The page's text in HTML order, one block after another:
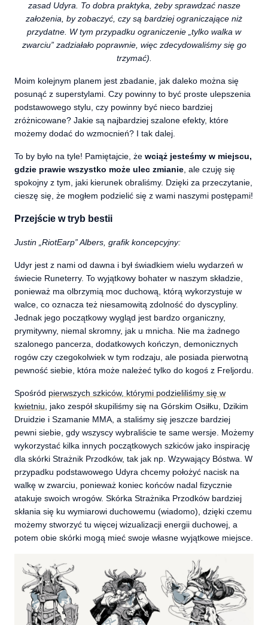
zasad Udyra. To dobra praktyka, żeby sprawdzać nasze
założenia, by zobaczyć, czy są bardziej ograniczające niż
przydatne. W tym przypadku ograniczenie „tylko walka w
zwarciu” zadziałało poprawnie, więc zdecydowaliśmy się go
trzymać).
Moim kolejnym planem jest zbadanie, jak daleko można się
posunąć z superstylami. Czy powinny to być proste ulepszenia
podstawowego stylu, czy powinny być nieco bardziej
zróżnicowane? Jakie są najbardziej szalone efekty, które
możemy dodać do wzmocnień? I tak dalej.
To by było na tyle! Pamiętajcie, że wciąż jesteśmy w miejscu,
gdzie prawie wszystko może ulec zmianie , ale czuję się
spokojny z tym, jaki kierunek obraliśmy. Dzięki za przeczytanie,
cieszę się, że mogłem podzielić się z wami naszymi postępami!
Przejście w tryb bestii
Justin „RiotEarp” Albers, grafik koncepcyjny:
Udyr jest z nami od dawna i był świadkiem wielu wydarzeń w
świecie Runeterry. To wyjątkowy bohater w naszym składzie,
ponieważ ma olbrzymią moc duchową, którą wykorzystuje w
walce, co oznacza też niesamowitą zdolność do dyscypliny.
Jednak jego początkowy wygląd jest bardzo organiczny,
prymitywny, niemal skromny, jak u mnicha. Nie ma żadnego
szalonego pancerza, dodatkowych kończyn, demonicznych
rogów czy czegokolwiek w tym rodzaju, ale posiada pierwotną
pewność siebie, która może należeć tylko do kogoś z Freljordu.
Spośród pierwszych szkiców, którymi podzieliliśmy się w
kwietniu , jako zespół skupiliśmy się na Górskim Osiłku, Dzikim
Druidzie i Szamanie MMA, a staliśmy się jeszcze bardziej
pewni siebie, gdy wszyscy wybraliście te same wersje. Możemy
wykorzystać kilka innych początkowych szkiców jako inspirację
dla skórki Strażnik Przodków, tak jak np. Wzywający Bóstwa. W
przypadku podstawowego Udyra chcemy położyć nacisk na
walkę w zwarciu, ponieważ koniec końców nadal fizycznie
atakuje swoich wrogów. Skórka Strażnika Przodków bardziej
skłania się ku wymiarowi duchowemu (wiadomo), dzięki czemu
możemy stworzyć tu więcej wizualizacji energii duchowej, a
potem obie skórki mogą mieć swoje własne wyjątkowe miejsce.